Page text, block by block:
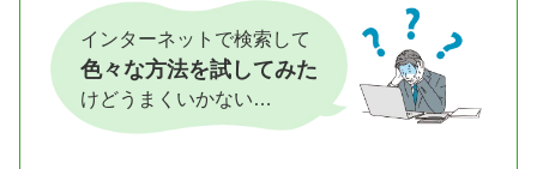
インターネットで検索して
色々な方法を試してみた
けどうまくいかない…